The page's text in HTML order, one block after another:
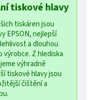
tiskové hlavy
tiskáren jsou
EPSON, nejlepší
a dlouhou
Z hlediska
výhradně
tiskové hlavy jsou
čištění a